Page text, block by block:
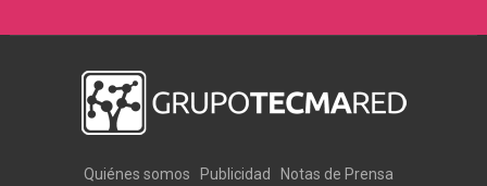
Quiénes somos Publicidad Notas de Prensa